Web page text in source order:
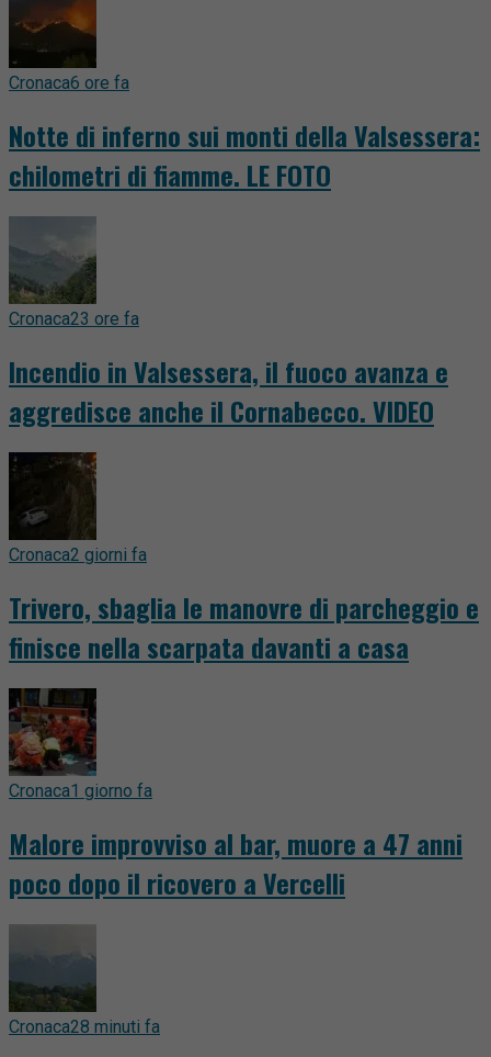
Cronaca6 ore fa
Notte di inferno sui monti della Valsessera:
chilometri di fiamme. LE FOTO
Cronaca23 ore fa
Incendio in Valsessera, il fuoco avanza e
aggredisce anche il Cornabecco. VIDEO
Cronaca2 giorni fa
Trivero, sbaglia le manovre di parcheggio e
finisce nella scarpata davanti a casa
Cronaca1 giorno fa
Malore improvviso al bar, muore a 47 anni
poco dopo il ricovero a Vercelli
Cronaca28 minuti fa